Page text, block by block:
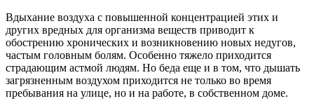
Вдыхание воздуха с повышенной концентрацией этих и
других вредных для организма веществ приводит к
обострению хронических и возникновению новых недугов,
частым головным болям. Особенно тяжело приходится
страдающим астмой людям. Но беда еще и в том, что дышать
загрязненным воздухом приходится не только во время
пребывания на улице, но и на работе, в собственном доме.